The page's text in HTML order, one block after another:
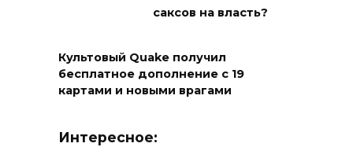
саксов на власть?
Культовый Quake получил
бесплатное дополнение с 19
картами и новыми врагами
Интересное: